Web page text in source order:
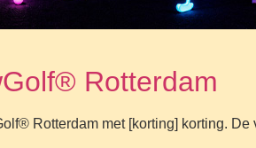
Rotterdam
Rotterdam met [korting] korting.